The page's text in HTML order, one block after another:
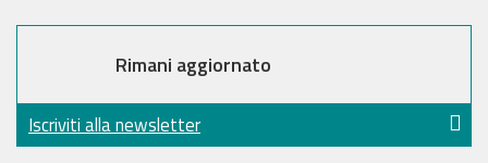
Rimani aggiornato
Iscriviti alla newsletter